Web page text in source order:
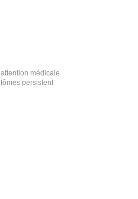
médicale
persistent